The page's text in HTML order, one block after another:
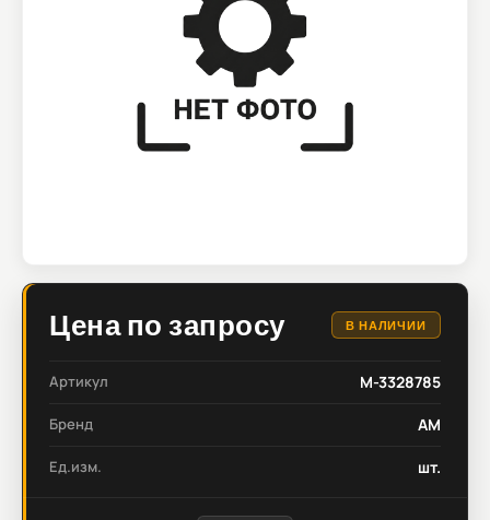
Цена по запросу В НАЛИЧИИ
Артикул M-3328785
Бренд AM
Ед.изм. шт.